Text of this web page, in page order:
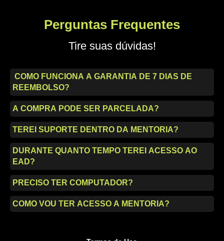
Perguntas Frequentes
Tire suas dúvidas!
COMO FUNCIONA A GARANTIA DE 7 DIAS DE
REEMBOLSO?
A COMPRA PODE SER PARCELADA?
TEREI SUPORTE DENTRO DA MENTORIA?
DURANTE QUANTO TEMPO TEREI ACESSO AO
EAD?
PRECISO TER COMPUTADOR?
COMO VOU TER ACESSO A MENTORIA?